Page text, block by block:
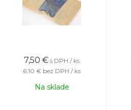
7,50 € s DPH / ks
6,10 € bez DPH / ks
Na sklade